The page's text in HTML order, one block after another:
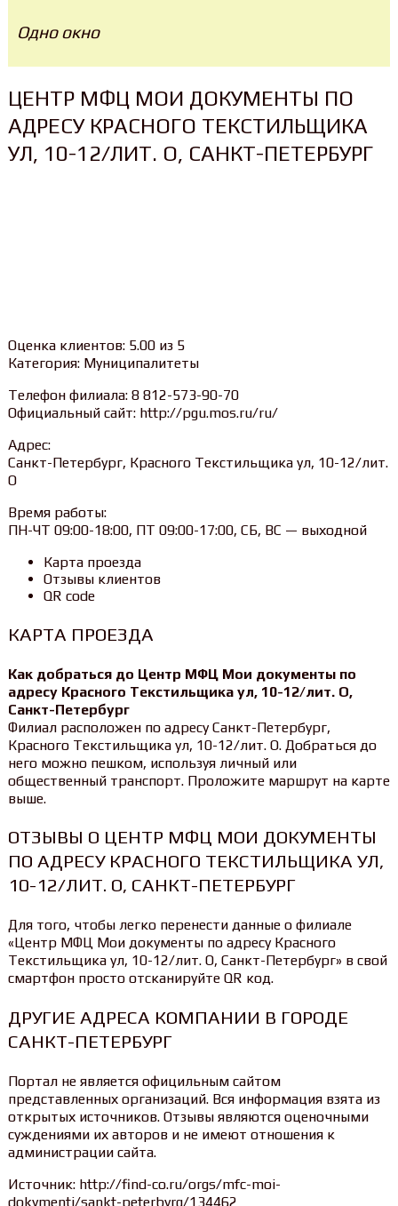
Одно окно
ЦЕНТР МФЦ МОИ ДОКУМЕНТЫ ПО
АДРЕСУ КРАСНОГО ТЕКСТИЛЬЩИКА
УЛ, 10-12/ЛИТ. О, САНКТ-ПЕТЕРБУРГ
Оценка клиентов: 5.00 из 5
Категория: Муниципалитеты
Телефон филиала: 8 812-573-90-70
Официальный сайт: http://pgu.mos.ru/ru/
Адрес:
Санкт-Петербург, Красного Текстильщика ул, 10-12/лит.
О
Время работы:
ПН-ЧТ 09:00-18:00, ПТ 09:00-17:00, СБ, ВС — выходной
Карта проезда
Отзывы клиентов
QR code
КАРТА ПРОЕЗДА
Как добраться до Центр МФЦ Мои документы по
адресу Красного Текстильщика ул, 10-12/лит. О,
Санкт-Петербург
Филиал расположен по адресу Санкт-Петербург,
Красного Текстильщика ул, 10-12/лит. О. Добраться до
него можно пешком, используя личный или
общественный транспорт. Проложите маршрут на карте
выше.
ОТЗЫВЫ О ЦЕНТР МФЦ МОИ ДОКУМЕНТЫ
ПО АДРЕСУ КРАСНОГО ТЕКСТИЛЬЩИКА УЛ,
10-12/ЛИТ. О, САНКТ-ПЕТЕРБУРГ
Для того, чтобы легко перенести данные о филиале
«Центр МФЦ Мои документы по адресу Красного
Текстильщика ул, 10-12/лит. О, Санкт-Петербург» в свой
смартфон просто отсканируйте QR код.
ДРУГИЕ АДРЕСА КОМПАНИИ В ГОРОДЕ
САНКТ-ПЕТЕРБУРГ
Портал не является официльным сайтом
представленных организаций. Вся информация взята из
открытых источников. Отзывы являются оценочными
суждениями их авторов и не имеют отношения к
администрации сайта.
Источник: http://find-co.ru/orgs/mfc-moi-
dokymenti/sankt-peterbyrg/134462